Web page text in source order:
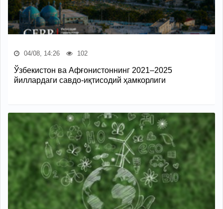
04/08, 14:26 102
Ўзбекистон ва Афғонистоннинг 2021–2025
йиллардаги савдо-иқтисодий ҳамкорлиги